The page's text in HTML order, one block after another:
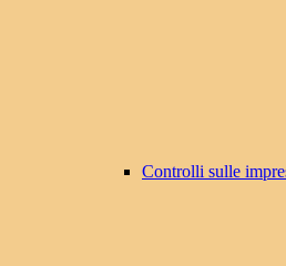
Controlli sulle